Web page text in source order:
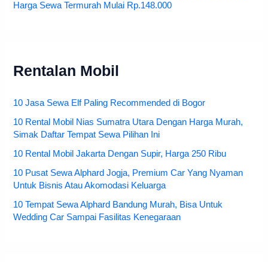
Harga Sewa Termurah Mulai Rp.148.000
Rentalan Mobil
10 Jasa Sewa Elf Paling Recommended di Bogor
10 Rental Mobil Nias Sumatra Utara Dengan Harga Murah,
Simak Daftar Tempat Sewa Pilihan Ini
10 Rental Mobil Jakarta Dengan Supir, Harga 250 Ribu
10 Pusat Sewa Alphard Jogja, Premium Car Yang Nyaman
Untuk Bisnis Atau Akomodasi Keluarga
10 Tempat Sewa Alphard Bandung Murah, Bisa Untuk
Wedding Car Sampai Fasilitas Kenegaraan